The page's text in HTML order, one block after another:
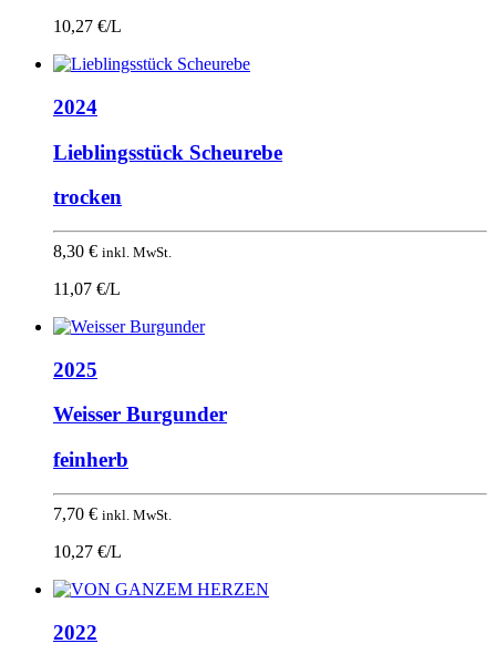
10,27 €/L
2024
Lieblingsstück Scheurebe
trocken
8,30 € inkl. MwSt.
11,07 €/L
2025
Weisser Burgunder
feinherb
7,70 € inkl. MwSt.
10,27 €/L
2022